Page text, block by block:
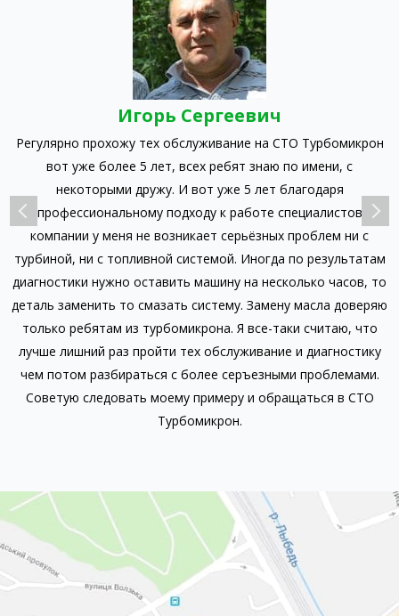
Игорь Сергеевич
Регулярно прохожу тех обслуживание на СТО Турбомикрон
вот уже более 5 лет, всех ребят знаю по имени, с
некоторыми дружу. И вот уже 5 лет благодаря
профессиональному подходу к работе специалистов
компании у меня не возникает серьёзных проблем ни с
турбиной, ни с топливной системой. Иногда по результатам
диагностики нужно оставить машину на несколько часов, то
деталь заменить то смазать систему. Замену масла доверяю
только ребятам из турбомикрона. Я все-таки считаю, что
лучше лишний раз пройти тех обслуживание и диагностику
чем потом разбираться с более серъезными проблемами.
Советую следовать моему примеру и обращаться в СТО
Турбомикрон.